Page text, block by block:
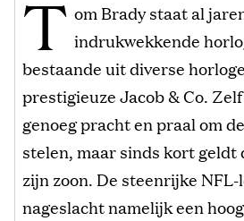
T om Brady staat al
indrukwekkende
bestaande uit diverse
prestigieuze Jacob & Co.
genoeg pracht en praal om
stelen, maar sinds kort geldt
zijn zoon. De steenrijke
nageslacht namelijk een